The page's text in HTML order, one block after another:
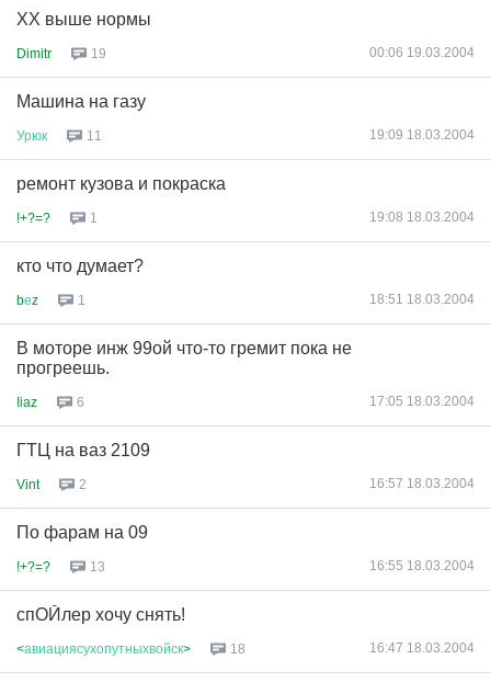
ХХ выше нормы
Dimitr 19 00:06 19.03.2004
Машина на газу
Урюк 11 19:09 18.03.2004
ремонт кузова и покраска
!+?=? 1 19:08 18.03.2004
кто что думает?
bеz 1 18:51 18.03.2004
В моторе инж 99ой что-то гремит пока не
прогреешь.
Iiaz 6 17:05 18.03.2004
ГТЦ на ваз 2109
Vint 2 16:57 18.03.2004
По фарам на 09
!+?=? 13 16:55 18.03.2004
спОЙлер хочу снять!
<авиациясухопутныхвойск> 18 16:47 18.03.2004